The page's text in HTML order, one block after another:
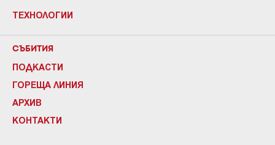
ТЕХНОЛОГИИ
СЪБИТИЯ
ПОДКАСТИ
ГОРЕЩА ЛИНИЯ
АРХИВ
КОНТАКТИ